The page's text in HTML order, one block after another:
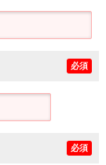
必須
必須